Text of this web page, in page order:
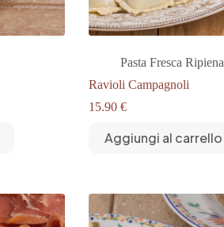
Pasta Fresca Ripiena
Ravioli Campagnoli
15.90 €
Aggiungi al carrello